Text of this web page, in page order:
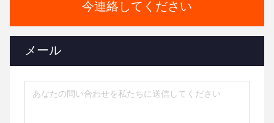
今連絡してください
メール